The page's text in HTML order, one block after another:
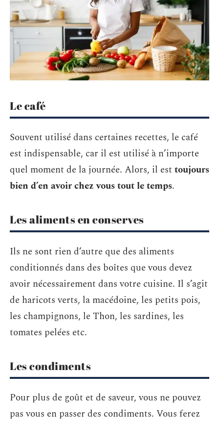
Le café
Souvent utilisé dans certaines recettes, le café
est indispensable, car il est utilisé à n’importe
quel moment de la journée. Alors, il est toujours
bien d’en avoir chez vous tout le temps.
Les aliments en conserves
Ils ne sont rien d’autre que des aliments
conditionnés dans des boîtes que vous devez
avoir nécessairement dans votre cuisine. Il s’agit
de haricots verts, la macédoine, les petits pois,
les champignons, le Thon, les sardines, les
tomates pelées etc.
Les condiments
Pour plus de goût et de saveur, vous ne pouvez
pas vous en passer des condiments. Vous ferez